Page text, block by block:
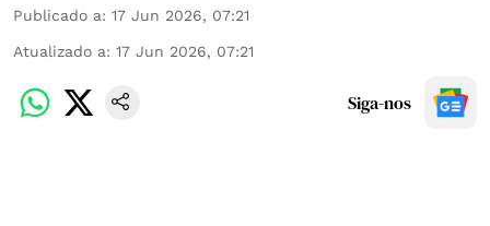
Publicado a: 17 Jun 2026, 07:21
Atualizado a: 17 Jun 2026, 07:21
Siga-nos